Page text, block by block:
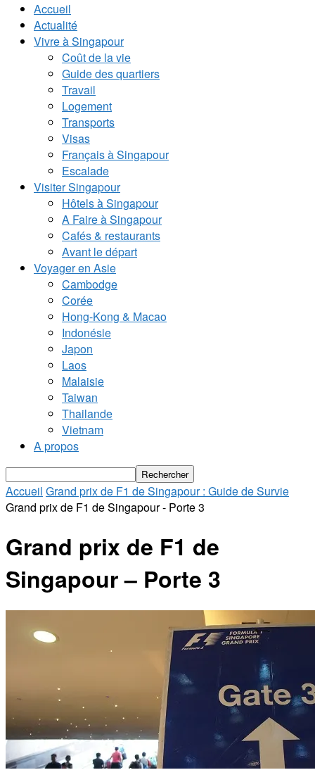
Accueil
Actualité
Vivre à Singapour
Coût de la vie
Guide des quartiers
Travail
Logement
Transports
Visas
Français à Singapour
Escalade
Visiter Singapour
Hôtels à Singapour
A Faire à Singapour
Cafés & restaurants
Avant le départ
Voyager en Asie
Cambodge
Corée
Hong-Kong & Macao
Indonésie
Japon
Laos
Malaisie
Taiwan
Thailande
Vietnam
A propos
Accueil Grand prix de F1 de Singapour : Guide de Survie
Grand prix de F1 de Singapour - Porte 3
Grand prix de F1 de
Singapour – Porte 3